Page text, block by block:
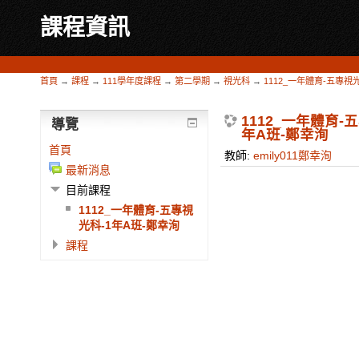
課程資訊
首頁 → 課程 → 111學年度課程 → 第二學期 → 視光科 → 1112_一年體育-五專視
1112_一年體育-
年A班-鄭幸洵
教師: emily011鄭幸洵
導覽
首頁
最新消息
目前課程
1112_一年體育-五專視
光科-1年A班-鄭幸洵
課程